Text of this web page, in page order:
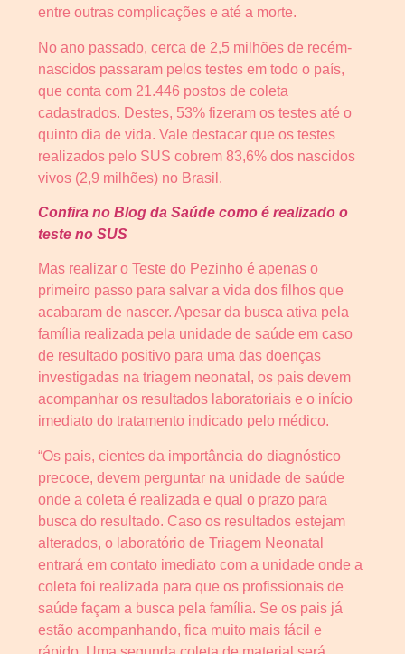
entre outras complicações e até a morte.
No ano passado, cerca de 2,5 milhões de recém-
nascidos passaram pelos testes em todo o país,
que conta com 21.446 postos de coleta
cadastrados. Destes, 53% fizeram os testes até o
quinto dia de vida. Vale destacar que os testes
realizados pelo SUS cobrem 83,6% dos nascidos
vivos (2,9 milhões) no Brasil.
Confira no Blog da Saúde como é realizado o
teste no SUS
Mas realizar o Teste do Pezinho é apenas o
primeiro passo para salvar a vida dos filhos que
acabaram de nascer. Apesar da busca ativa pela
família realizada pela unidade de saúde em caso
de resultado positivo para uma das doenças
investigadas na triagem neonatal, os pais devem
acompanhar os resultados laboratoriais e o início
imediato do tratamento indicado pelo médico.
“Os pais, cientes da importância do diagnóstico
precoce, devem perguntar na unidade de saúde
onde a coleta é realizada e qual o prazo para
busca do resultado. Caso os resultados estejam
alterados, o laboratório de Triagem Neonatal
entrará em contato imediato com a unidade onde a
coleta foi realizada para que os profissionais de
saúde façam a busca pela família. Se os pais já
estão acompanhando, fica muito mais fácil e